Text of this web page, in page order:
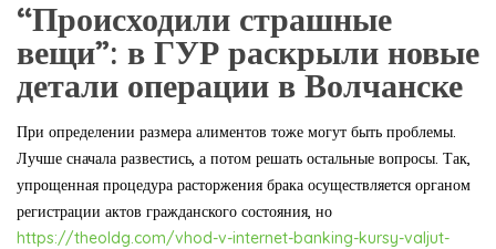
“Происходили страшные
вещи”: в ГУР раскрыли новые
детали операции в Волчанске
При определении размера алиментов тоже могут быть проблемы.
Лучше сначала развестись, а потом решать остальные вопросы. Так,
упрощенная процедура расторжения брака осуществляется органом
регистрации актов гражданского состояния, но
https://theoldg.com/vhod-v-internet-banking-kursy-valjut-